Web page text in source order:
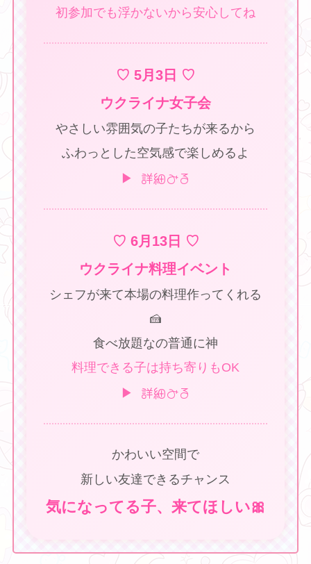
初参加でも浮かないから安心してね
♡ 5月3日 ♡
ウクライナ女子会
やさしい雰囲気の子たちが来るから
ふわっとした空気感で楽しめるよ
▶ 詳細みる
♡ 6月13日 ♡
ウクライナ料理イベント
シェフが来て本場の料理作ってくれる
🍰
食べ放題なの普通に神
料理できる子は持ち寄りもOK
▶ 詳細みる
かわいい空間で
新しい友達できるチャンス
気になってる子、来てほしい🎀